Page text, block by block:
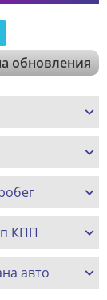
обновления
КПП
авто